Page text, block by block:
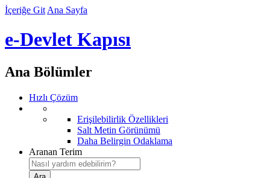
İçeriğe Git Ana Sayfa
e-Devlet Kapısı
Ana Bölümler
Hızlı Çözüm
Erişilebilirlik Özellikleri
Salt Metin Görünümü
Daha Belirgin Odaklama
Aranan Terim